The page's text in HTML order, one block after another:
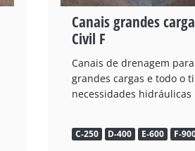
Canais grandes
Civil F
Canais de drenagem para
grandes cargas e todo o
necessidades hidráulicas
C-250 D-400 E-600 F-